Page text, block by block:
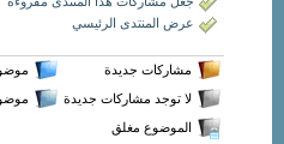
عرض المنتدى الرئيسي
مشاركات جديدة
لا توجد مشاركات جديدة
الموضوع مغلق